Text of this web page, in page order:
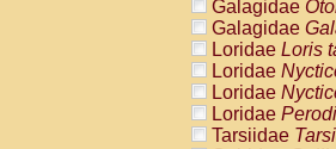
Galagidae
Galagidae
Loridae Loris
Loridae
Loridae
Loridae
Tarsiidae